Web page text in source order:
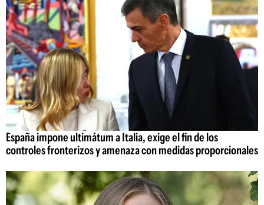
España impone ultimátum a Italia, exige el fin de los
controles fronterizos y amenaza con medidas proporcionales